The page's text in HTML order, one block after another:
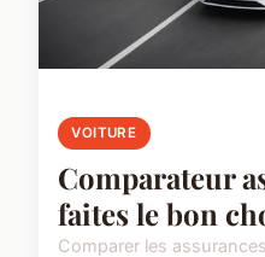
VOITURE
Comparateur
faites le bon
Comparer les